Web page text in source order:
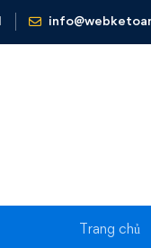
Trang chủ
tuyển kỳ thi tuyển